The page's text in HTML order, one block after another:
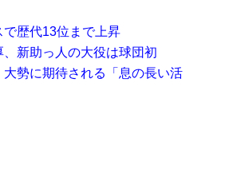
歴代13位まで上昇
新助っ人の大役は球団初
勢に期待される「息の長い活